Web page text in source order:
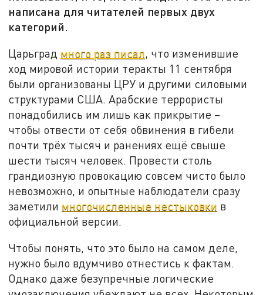
написана для читателей первых двух
категорий.
Царьград много раз писал, что изменившие
ход мировой истории теракты 11 сентября
были организованы ЦРУ и другими силовыми
структурами США. Арабские террористы
понадобились им лишь как прикрытие –
чтобы отвести от себя обвинения в гибели
почти трёх тысяч и ранениях ещё свыше
шести тысяч человек. Провести столь
грандиозную провокацию совсем чисто было
невозможно, и опытные наблюдатели сразу
заметили многочисленные нестыковки в
официальной версии.
Чтобы понять, что это было на самом деле,
нужно было вдумчиво отнестись к фактам.
Однако даже безупречные логические